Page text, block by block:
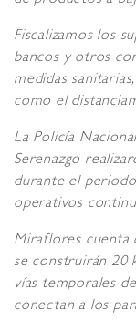
Fiscalizamos los
bancos y otros
medidas
como el
La Policía
Serenazgo
durante el
operativos
Miraflores cuenta
se construirán 20
vías temporales
conectan a los